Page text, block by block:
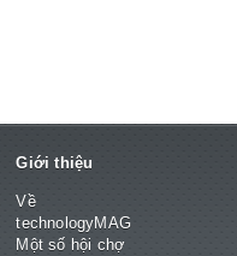
Giới thiệu
Về
technologyMAG
Một số hội chợ